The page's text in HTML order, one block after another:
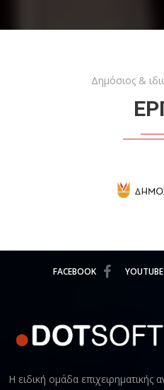
Δημόσιος &
FACEBOOK YOUTUBE
Η ειδική ομάδα